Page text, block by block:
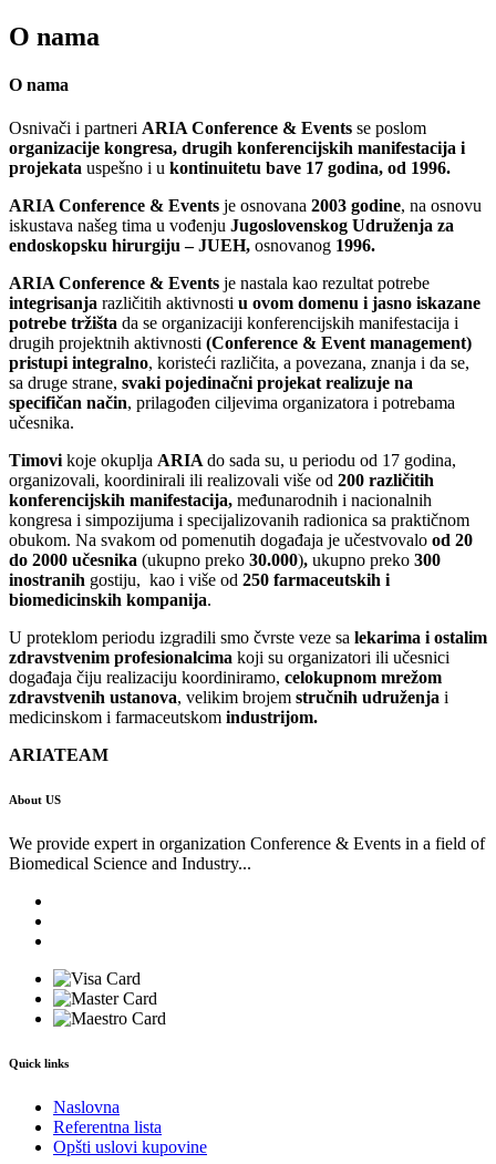
O nama
O nama
Osnivači i partneri ARIA Conference & Events se poslom
organizacije kongresa, drugih konferencijskih manifestacija i
projekata uspešno i u kontinuitetu bave 17 godina, od 1996.
ARIA Conference & Events je osnovana 2003 godine, na osnovu
iskustava našeg tima u vođenju Jugoslovenskog Udruženja za
endoskopsku hirurgiju – JUEH, osnovanog 1996.
ARIA Conference & Events je nastala kao rezultat potrebe
integrisanja različitih aktivnosti u ovom domenu i jasno iskazane
potrebe tržišta da se organizaciji konferencijskih manifestacija i
drugih projektnih aktivnosti (Conference & Event management)
pristupi integralno, koristeći različita, a povezana, znanja i da se,
sa druge strane, svaki pojedinačni projekat realizuje na
specifičan način, prilagođen ciljevima organizatora i potrebama
učesnika.
Timovikoje okuplja ARIAdo sada su, u periodu od 17 godina,
organizovali, koordinirali ili realizovali više od 200 različitih
konferencijskih manifestacija, međunarodnih i nacionalnih
kongresa i simpozijuma i specijalizovanih radionica sa praktičnom
obukom. Na svakom od pomenutih događaja je učestvovalo od 20
do 2000 učesnika (ukupno preko 30.000), ukupno preko 300
inostranih gostiju, kao i više od 250 farmaceutskih i
biomedicinskih kompanija.
U proteklom periodu izgradili smo čvrste veze sa lekarima i ostalim
zdravstvenim profesionalcima koji su organizatori ili učesnici
događaja čiju realizaciju koordiniramo, celokupnom mrežom
zdravstvenih ustanova, velikim brojem stručnih udruženja i
medicinskom i farmaceutskom industrijom.
ARIATEAM
About US
We provide expert in organization Conference & Events in a field of
Biomedical Science and Industry...
Quick links
Naslovna
Referentna lista
Opšti uslovi kupovine